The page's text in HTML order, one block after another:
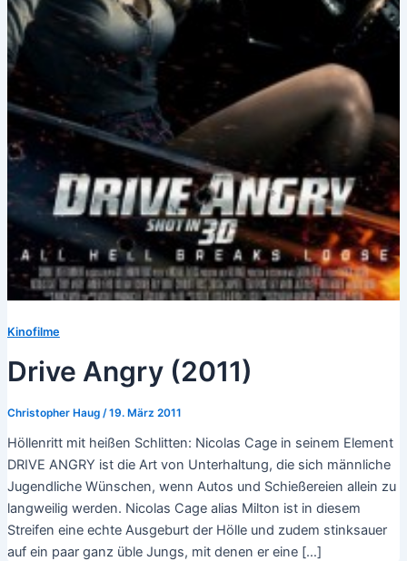
Kinofilme
Drive Angry (2011)
Christopher Haug /19. März 2011
Höllenritt mit heißen Schlitten: Nicolas Cage in seinem Element
DRIVE ANGRY ist die Art von Unterhaltung, die sich männliche
Jugendliche Wünschen, wenn Autos und Schießereien allein zu
langweilig werden. Nicolas Cage alias Milton ist in diesem
Streifen eine echte Ausgeburt der Hölle und zudem stinksauer
auf ein paar ganz üble Jungs, mit denen er eine […]